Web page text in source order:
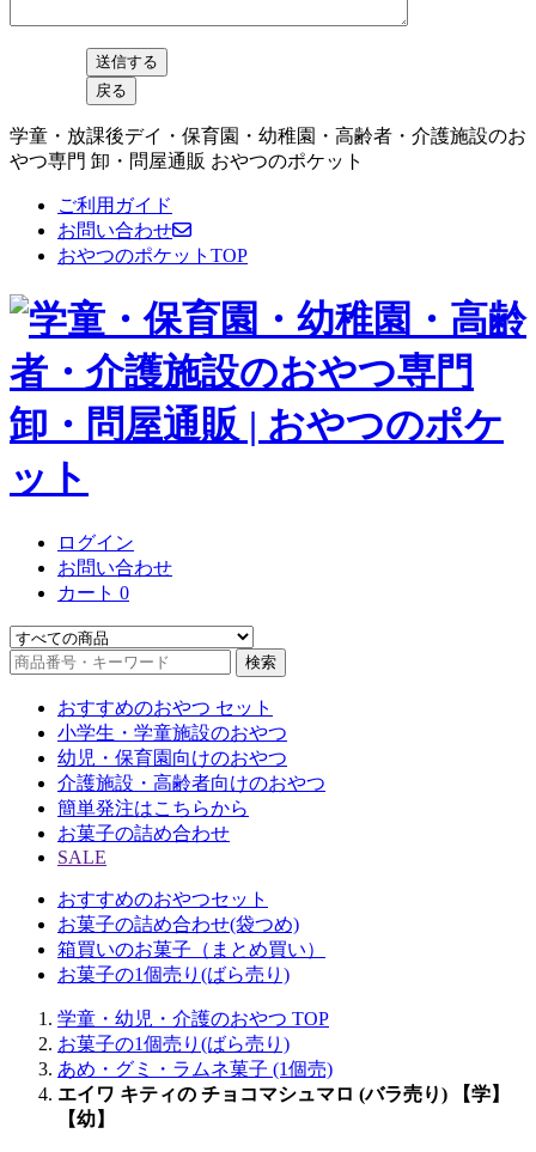
学童・放課後デイ・保育園・幼稚園・高齢者・介護施設のお
やつ専門 卸・問屋通販 おやつのポケット
ご利用ガイド
お問い合わせ
おやつのポケットTOP
ログイン
お問い合わせ
カート 0
検索
おすすめのおやつ セット
小学生・学童施設のおやつ
幼児・保育園向けのおやつ
介護施設・高齢者向けのおやつ
簡単発注はこちらから
お菓子の詰め合わせ
SALE
おすすめのおやつセット
お菓子の詰め合わせ(袋つめ)
箱買いのお菓子（まとめ買い）
お菓子の1個売り(ばら売り)
学童・幼児・介護のおやつ TOP
お菓子の1個売り(ばら売り)
あめ・グミ・ラムネ菓子 (1個売)
エイワ キティの チョコマシュマロ (バラ売り) 【学】
【幼】